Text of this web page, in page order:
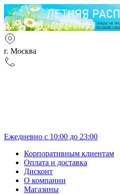
г. Москва
Ежедневно с 10:00 до 23:00
Корпоративным клиентам
Оплата и доставка
Дисконт
О компании
Магазины